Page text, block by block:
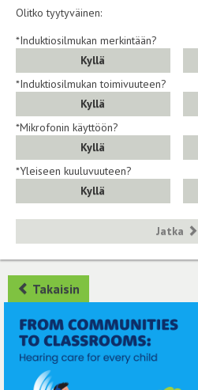
Olitko tyytyväinen:
*Induktiosilmukan merkintään?
Kyllä
*Induktiosilmukan toimivuuteen?
Kyllä
*Mikrofonin käyttöön?
Kyllä
*Yleiseen kuuluvuuteen?
Kyllä
Jatka
Takaisin